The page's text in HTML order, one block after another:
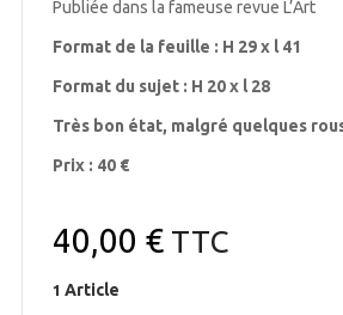
Publiée dans la fameuse revue L’Art
Format de la feuille : H 29 x l 41
Format du sujet : H 20 x l 28
Très bon état, malgré quelques
Prix : 40 €
40,00 €TTC
1 Article